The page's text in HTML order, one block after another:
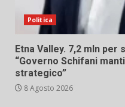
Politica
Etna Valley. 7,2 mln
“Governo Schifani
strategico”
8 Agosto 2026